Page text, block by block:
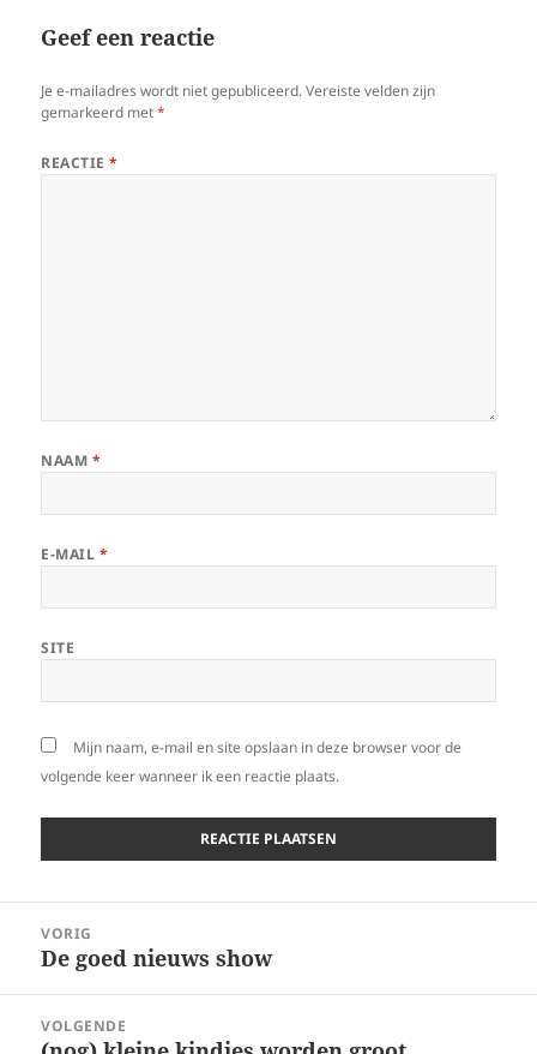
Geef een reactie
Je e-mailadres wordt niet gepubliceerd. Vereiste velden zijn
gemarkeerd met*
REACTIE*
NAAM *
E-MAIL *
SITE
Mijn naam, e-mail en site opslaan in deze browser voor de
volgende keer wanneer ik een reactie plaats.
navigatie
VORIG
Vorig
De goed nieuws show
VOLGENDE